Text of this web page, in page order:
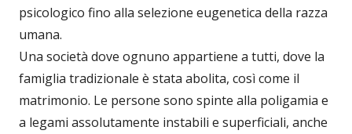
psicologico fino alla selezione eugenetica della razza
umana.
Una società dove ognuno appartiene a tutti, dove la
famiglia tradizionale è stata abolita, così come il
matrimonio. Le persone sono spinte alla poligamia e
a legami assolutamente instabili e superficiali, anche